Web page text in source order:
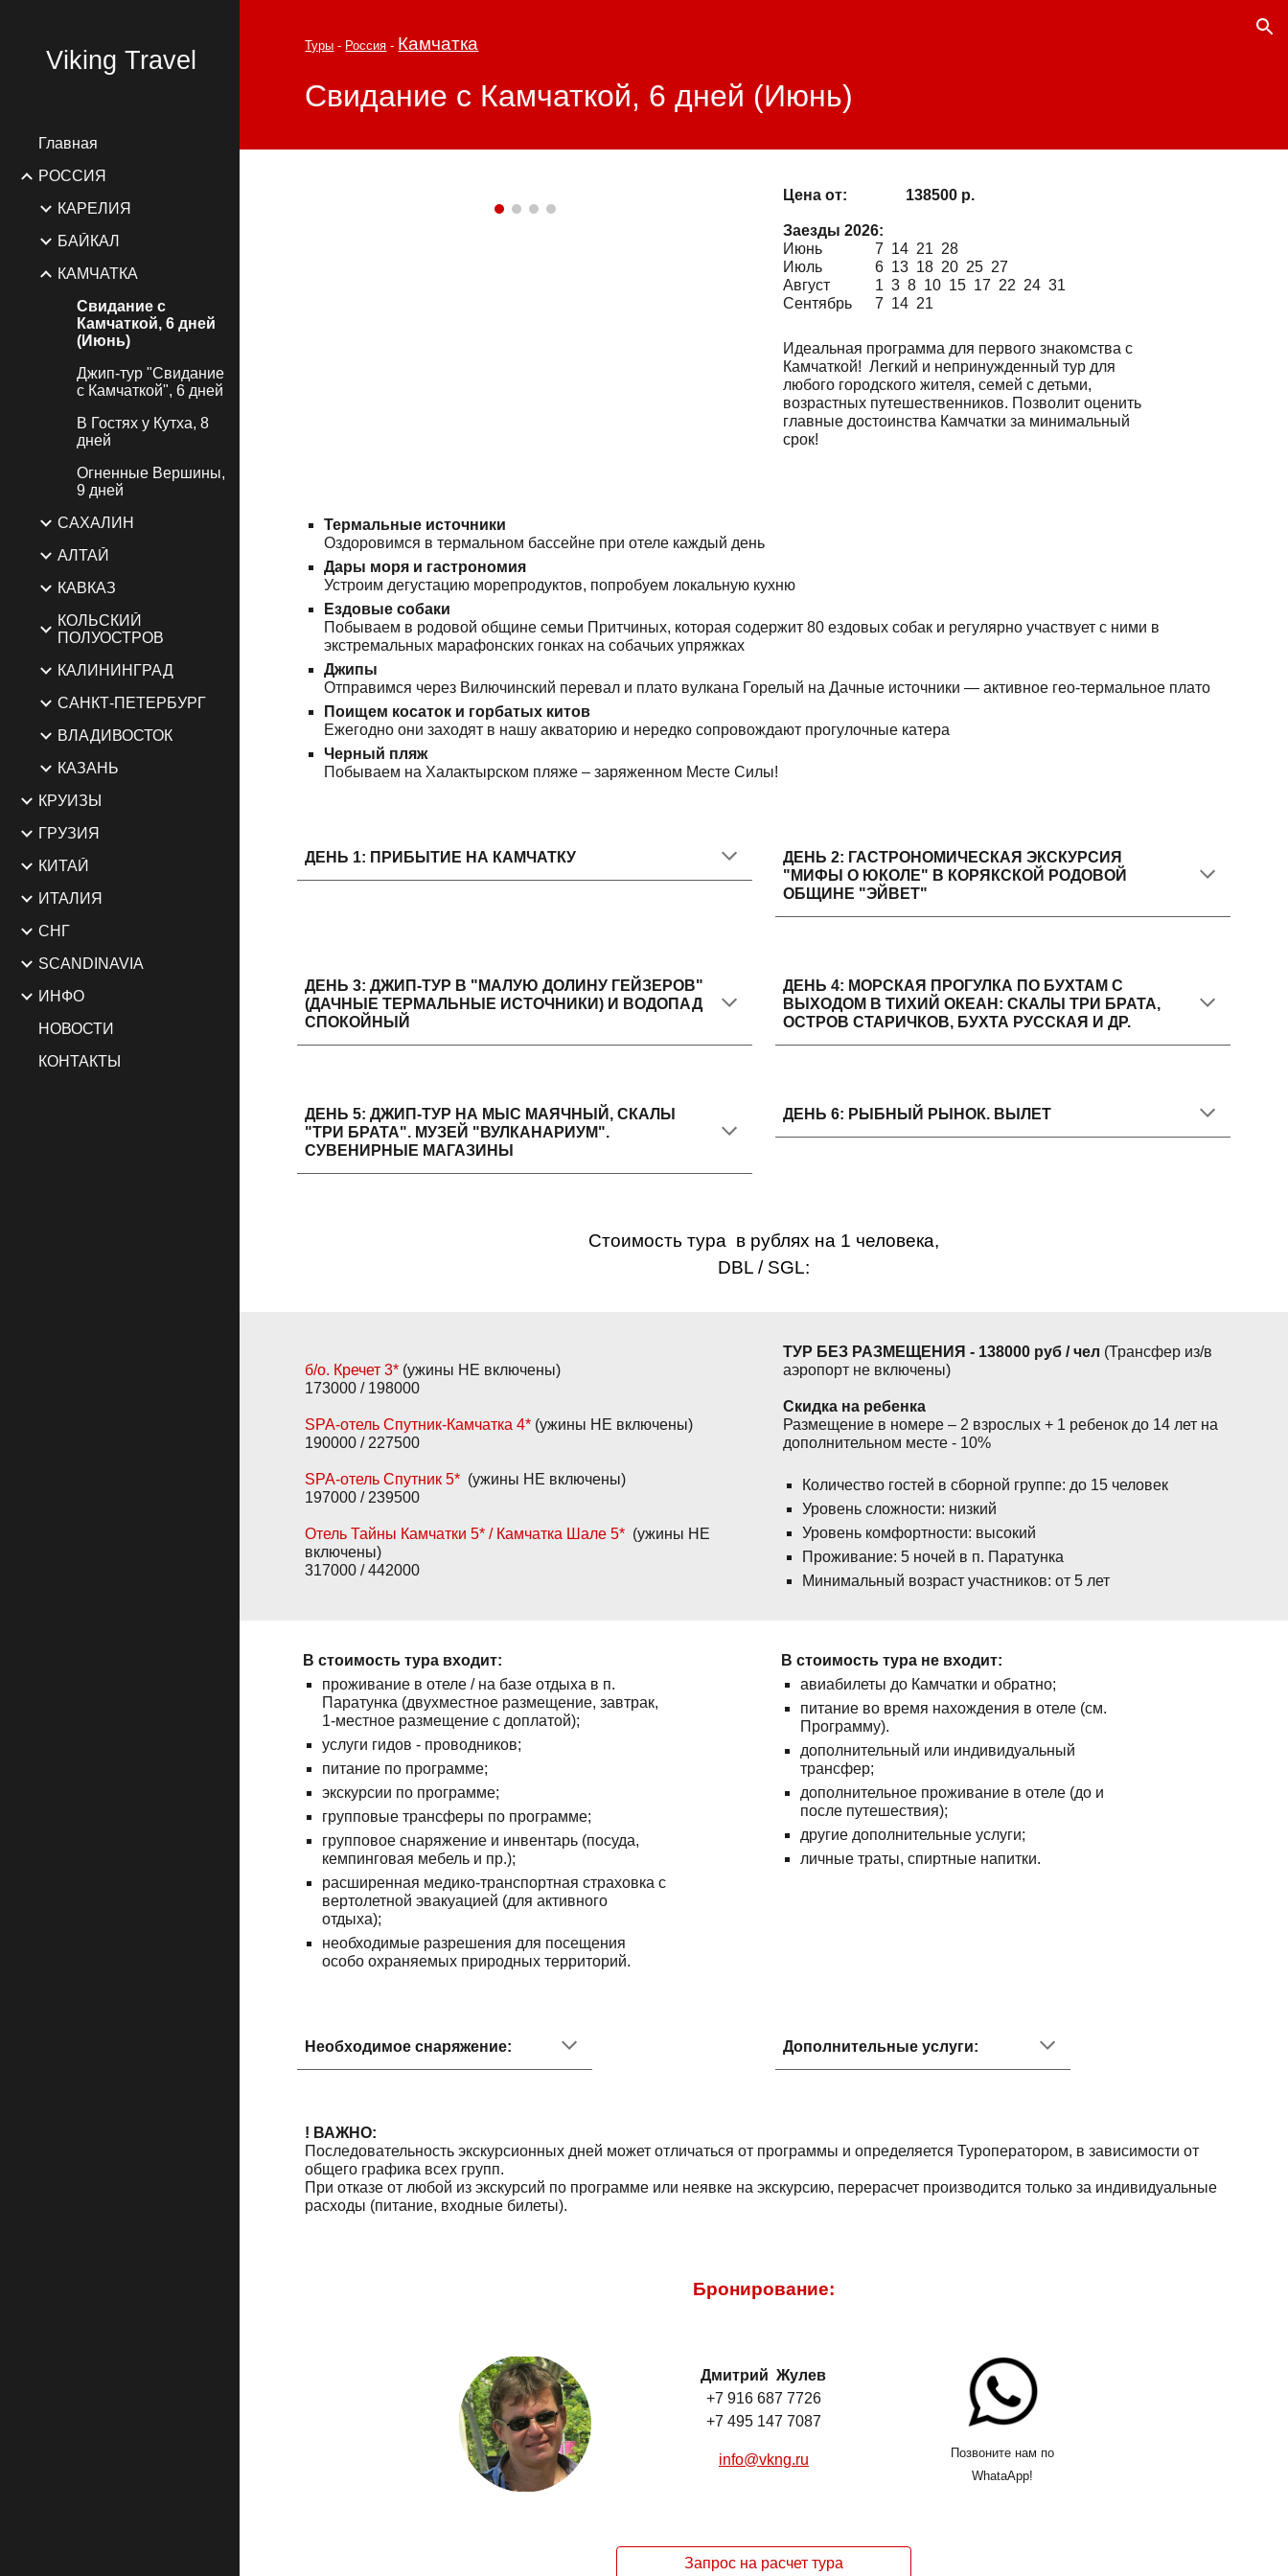
Viking Travel
Главная
РОССИЯ
КАРЕЛИЯ
БАЙКАЛ
КАМЧАТКА
Свидание с
Камчаткой, 6 дней
(Июнь)
Джип-тур "Свидание
с Камчаткой", 6 дней
В Гостях у Кутха, 8
дней
Огненные Вершины,
9 дней
САХАЛИН
АЛТАЙ
КАВКАЗ
КОЛЬСКИЙ
ПОЛУОСТРОВ
КАЛИНИНГРАД
САНКТ-ПЕТЕРБУРГ
ВЛАДИВОСТОК
КАЗАНЬ
КРУИЗЫ
ГРУЗИЯ
КИТАЙ
ИТАЛИЯ
СНГ
SCANDINAVIA
ИНФО
НОВОСТИ
КОНТАКТЫ
Туры - Россия - Камчатка
Свидание с Камчаткой, 6 дней (Июнь)
Цена от: 138500 р.
Заезды 2026:
Июнь
7 14 21 28
Июль
6 13 18 20 25 27
Август
1 3 8 10 15 17 22 24 31
Сентябрь
7 14 21
Идеальная программа для первого знакомства с
Камчаткой! Легкий и непринужденный тур для
любого городского жителя, семей с детьми,
возрастных путешественников. Позволит оценить
главные достоинства Камчатки за минимальный
срок!
Термальные источники
Оздоровимся в термальном бассейне при отеле каждый день
Дары моря и гастрономия
Устроим дегустацию морепродуктов, попробуем локальную кухню
Ездовые собаки
Побываем в родовой общине семьи Притчиных, которая содержит 80 ездовых собак и регулярно участвует с ними в
экстремальных марафонских гонках на собачьих упряжках
Джипы
Отправимся через Вилючинский перевал и плато вулкана Горелый на Дачные источники — активное гео-термальное плато
Поищем косаток и горбатых китов
Ежегодно они заходят в нашу акваторию и нередко сопровождают прогулочные катера
Черный пляж
Побываем на Халактырском пляже – заряженном Месте Силы!
ДЕНЬ 1: ПРИБЫТИЕ НА КАМЧАТКУ
ДЕНЬ 2: ГАСТРОНОМИЧЕСКАЯ ЭКСКУРСИЯ
"МИФЫ О ЮКОЛЕ" В КОРЯКСКОЙ РОДОВОЙ
ОБЩИНЕ "ЭЙВЕТ"
ДЕНЬ 3: ДЖИП-ТУР В "МАЛУЮ ДОЛИНУ ГЕЙЗЕРОВ"
(ДАЧНЫЕ ТЕРМАЛЬНЫЕ ИСТОЧНИКИ) И ВОДОПАД
СПОКОЙНЫЙ
ДЕНЬ 4: МОРСКАЯ ПРОГУЛКА ПО БУХТАМ С
ВЫХОДОМ В ТИХИЙ ОКЕАН: СКАЛЫ ТРИ БРАТА,
ОСТРОВ СТАРИЧКОВ, БУХТА РУССКАЯ И ДР.
ДЕНЬ 5: ДЖИП-ТУР НА МЫС МАЯЧНЫЙ, СКАЛЫ
"ТРИ БРАТА". МУЗЕЙ "ВУЛКАНАРИУМ".
СУВЕНИРНЫЕ МАГАЗИНЫ
ДЕНЬ 6: РЫБНЫЙ РЫНОК. ВЫЛЕТ
Стоимость тура в рублях на 1 человека,
DBL / SGL:
б/о. Кречет 3* (ужины НЕ включены)
173000 / 198000
SPA-отель Спутник-Камчатка 4* (ужины НЕ включены)
190000 / 227500
SPA-отель Спутник 5* (ужины НЕ включены)
197000 / 239500
Отель Тайны Камчатки 5* / Камчатка Шале 5* (ужины НЕ
включены)
317000/442000
ТУР БЕЗ РАЗМЕЩЕНИЯ - 138000 руб / чел (Трансфер из/в
аэропорт не включены)
Скидка на ребенка
Размещение в номере – 2 взрослых + 1 ребенок до 14 лет на
дополнительном месте - 10%
Количество гостей в сборной группе: до 15 человек
Уровень сложности: низкий
Уровень комфортности: высокий
Проживание: 5 ночей в п. Паратунка
Минимальный возраст участников: от 5 лет
В стоимость тура входит:
проживание в отеле / на базе отдыха в п.
Паратунка (двухместное размещение, завтрак,
1-местное размещение с доплатой);
услуги гидов - проводников;
питание по программе;
экскурсии по программе;
групповые трансферы по программе;
групповое снаряжение и инвентарь (посуда,
кемпинговая мебель и пр.);
расширенная медико-транспортная страховка с
вертолетной эвакуацией (для активного
отдыха);
необходимые разрешения для посещения
особо охраняемых природных территорий.
В стоимость тура не входит:
авиабилеты до Камчатки и обратно;
питание во время нахождения в отеле (см.
Программу).
дополнительный или индивидуальный
трансфер;
дополнительное проживание в отеле (до и
после путешествия);
другие дополнительные услуги;
личные траты, спиртные напитки.
Необходимое снаряжение: Дополнительные услуги:
! ВАЖНО:
Последовательность экскурсионных дней может отличаться от программы и определяется Туроператором, в зависимости от
общего графика всех групп.
При отказе от любой из экскурсий по программе или неявке на экскурсию, перерасчет производится только за индивидуальные
расходы (питание, входные билеты).
Бронирование:
Дмитрий Жулев
+7 916 687 7726
+7 495 147 7087
info@vkng.ru
Позвоните нам по
WhataApp!
Запрос на расчет тура